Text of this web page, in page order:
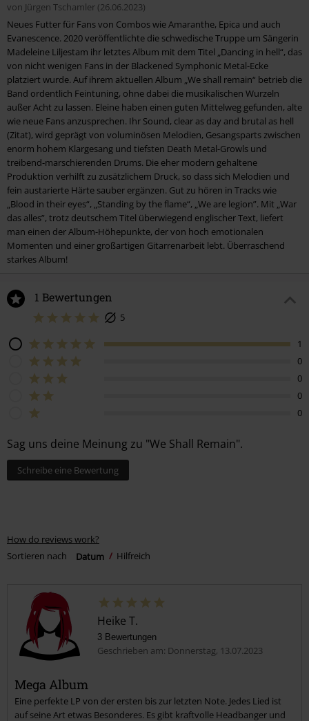
2. Stand By The Flame
3. We Are Legion
4. Promise Of Apocalypse
5. Blood In Their Eyes
6. Vemod
7. Through The Mist
8. Suffering
9. War Das Alles
10. We Shall Remain
von Jürgen Tschamler (26.06.2023)
Neues Futter für Fans von Combos wie Amaranthe, Epica und auch
Evanescence. 2020 veröffentlichte die schwedische Truppe um Sängerin
Madeleine Liljestam ihr letztes Album mit dem Titel „Dancing in hell“, das
von nicht wenigen Fans in der Blackened Symphonic Metal-Ecke
platziert wurde. Auf ihrem aktuellen Album „We shall remain“ betrieb die
Band ordentlich Feintuning, ohne dabei die musikalischen Wurzeln
außer Acht zu lassen. Eleine haben einen guten Mittelweg gefunden, alte
wie neue Fans anzusprechen. Ihr Sound, clear as day and brutal as hell
(Zitat), wird geprägt von voluminösen Melodien, Gesangsparts zwischen
enorm hohem Klargesang und tiefsten Death Metal-Growls und
treibend-marschierenden Drums. Die eher modern gehaltene
Produktion verhilft zu zusätzlichem Druck, so dass sich Melodien und
fein austarierte Härte sauber ergänzen. Gut zu hören in Tracks wie
„Blood in their eyes“, „Standing by the flame“, „We are legion”. Mit „War
das alles”, trotz deutschem Titel überwiegend englischer Text, liefert
man einen der Album-Höhepunkte, der von hoch emotionalen
Momenten und einer großartigen Gitarrenarbeit lebt. Überraschend
starkes Album!
1 Bewertungen
5
1
0
0
0
0
Sag uns deine Meinung zu "We Shall Remain".
Schreibe eine Bewertung
How do reviews work?
Sortieren nach
Datum Hilfreich
Heike T.
3 Bewertungen
Geschrieben am: Donnerstag, 13.07.2023
Mega Album
Eine perfekte LP von der ersten bis zur letzten Note. Jedes Lied ist
auf seine Art etwas Besonderes. Es gibt kraftvolle Headbanger und